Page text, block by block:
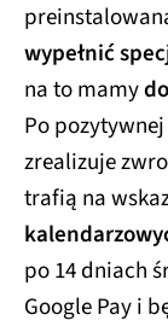
wypełnić
na to mamy
Po
zrealizuje
trafią na
po 14 dniach
Google Pay i